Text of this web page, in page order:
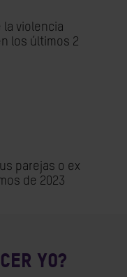
violencia
los últimos 2
parejas o ex
de 2023
YO?